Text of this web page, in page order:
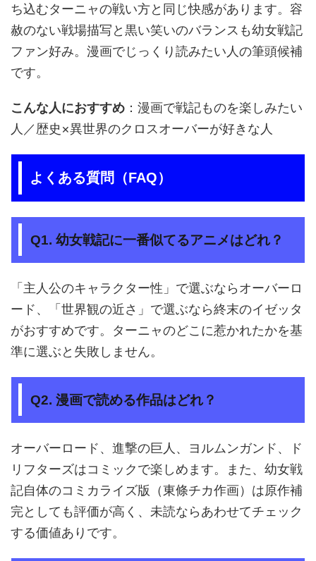
ち込むターニャの戦い方と同じ快感があります。容
赦のない戦場描写と黒い笑いのバランスも幼女戦記
ファン好み。漫画でじっくり読みたい人の筆頭候補
です。
こんな人におすすめ ：漫画で戦記ものを楽しみたい
人／歴史×異世界のクロスオーバーが好きな人
よくある質問（FAQ）
Q1. 幼女戦記に一番似てるアニメはどれ？
「主人公のキャラクター性」で選ぶならオーバーロ
ード、「世界観の近さ」で選ぶなら終末のイゼッタ
がおすすめです。ターニャのどこに惹かれたかを基
準に選ぶと失敗しません。
Q2. 漫画で読める作品はどれ？
オーバーロード、進撃の巨人、ヨルムンガンド、ド
リフターズはコミックで楽しめます。また、幼女戦
記自体のコミカライズ版（東條チカ作画）は原作補
完としても評価が高く、未読ならあわせてチェック
する価値ありです。